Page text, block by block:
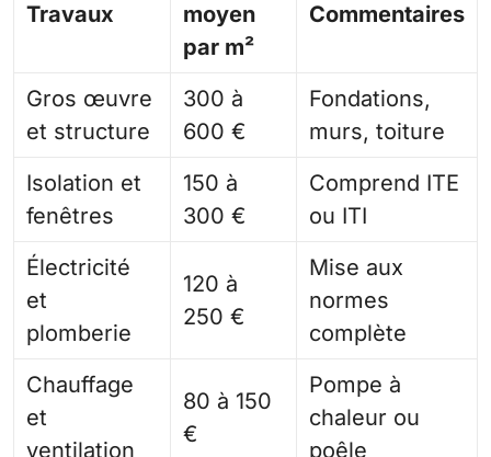
Travaux
moyen
par m²
Commentaires
Gros œuvre
et structure
300 à
600 €
Fondations,
murs, toiture
Isolation et
fenêtres
150 à
300 €
Comprend ITE
ou ITI
Électricité
et
plomberie
120 à
250 €
Mise aux
normes
complète
Chauffage
et
ventilation
80 à 150
€
Pompe à
chaleur ou
poêle